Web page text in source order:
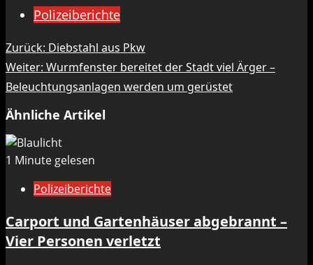
Polizeiberichte
Beitragsnavigation
Zurück: Diebstahl aus Pkw
Weiter: Wurmfenster bereitet der Stadt viel Ärger –
Beleuchtungsanlagen werden um gerüstet
Ähnliche Artikel
1 Minute gelesen
Polizeiberichte
Carport und Gartenhäuser abgebrannt –
Vier Personen verletzt